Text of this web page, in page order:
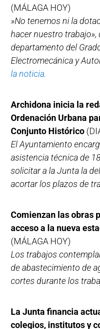
(MÁLAGA HOY)
»No tenemos ni la
hacer nuestro trabajo»,
departamento del
Electromecánica y
la noticia.
Archidona inicia la
Ordenación Urbana
Conjunto Histórico
El Ayuntamiento
asistencia técnica de
solicitar a la Junta la
acortar los plazos de
Comienzan las obras
acceso a la nueva
(MÁLAGA HOY)
Los trabajos
de abastecimiento de
cortes durante los
La Junta financia
colegios, institutos y